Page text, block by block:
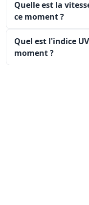
Quelle est la
ce moment ?
Quel est l'indice
moment ?